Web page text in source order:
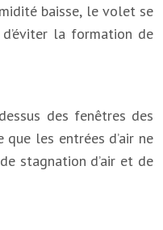
baisse, le volet se
la formation de
des fenêtres des
les entrées d’air ne
stagnation d’air et de